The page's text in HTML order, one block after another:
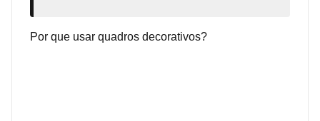
Por que usar quadros decorativos?